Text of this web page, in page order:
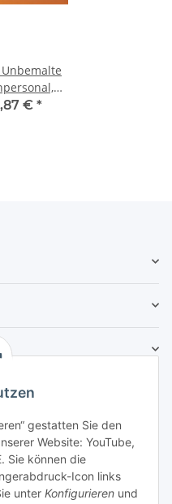
gestatten Sie den
Website: YouTube,
Sie können die
Icon links
unter Konfigurieren und
Unbemalte
€ *